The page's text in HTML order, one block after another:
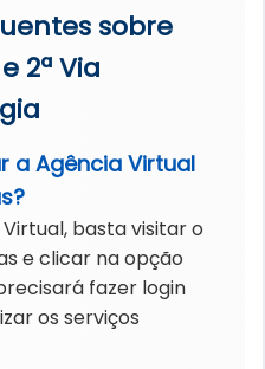
sobre
2ª Via
a Agência Virtual
basta visitar o
e clicar na opção
fazer login
os serviços